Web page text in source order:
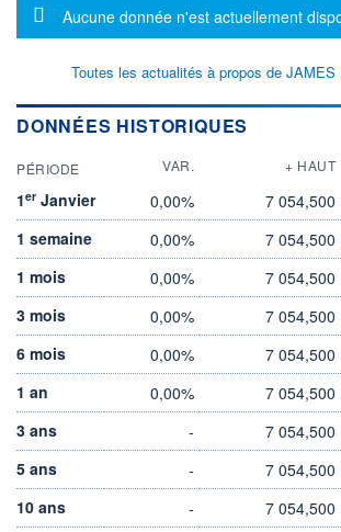
Message d'information
Aucune donnée n'est actuellement
Toutes les actualités à propos de JAMES
DONNÉES HISTORIQUES
PÉRIODE VAR. + HAUT
1er Janvier 0,00% 7 054,500
1 semaine
0,00% 7 054,500
1 mois
0,00% 7 054,500
3 mois
0,00% 7 054,500
6 mois
0,00% 7 054,500
1 an
0,00% 7 054,500
3 ans
- 7 054,500
5 ans
- 7 054,500
10 ans
- 7 054,500